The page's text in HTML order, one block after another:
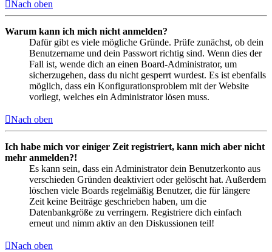
Nach oben
Warum kann ich mich nicht anmelden?
Dafür gibt es viele mögliche Gründe. Prüfe zunächst, ob dein
Benutzername und dein Passwort richtig sind. Wenn dies der
Fall ist, wende dich an einen Board-Administrator, um
sicherzugehen, dass du nicht gesperrt wurdest. Es ist ebenfalls
möglich, dass ein Konfigurationsproblem mit der Website
vorliegt, welches ein Administrator lösen muss.
Nach oben
Ich habe mich vor einiger Zeit registriert, kann mich aber nicht
mehr anmelden?!
Es kann sein, dass ein Administrator dein Benutzerkonto aus
verschieden Gründen deaktiviert oder gelöscht hat. Außerdem
löschen viele Boards regelmäßig Benutzer, die für längere
Zeit keine Beiträge geschrieben haben, um die
Datenbankgröße zu verringern. Registriere dich einfach
erneut und nimm aktiv an den Diskussionen teil!
Nach oben